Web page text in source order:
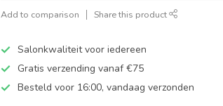
Add to comparison Share this product
Salonkwaliteit voor iedereen
Gratis verzending vanaf €75
Besteld voor 16:00, vandaag verzonden